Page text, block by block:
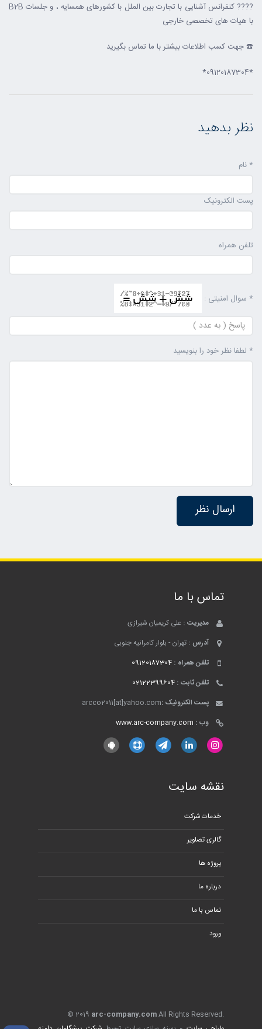
???? کنفرانس آشنایی با تجارت بین الملل با کشورهای همسایه ، و جلسات B2B
با هیات های تخصصی خارجی
☎️ جهت کسب اطلاعات بیشتر با ما تماس بگیرید
*09120187304*
نظر بدهید
* نام
پست الکترونیک
تلفن همراه
* سوال امنیتی :
* لطفا نظر خود را بنویسید
تماس با ما
مدیریت : علی کریمیان شیرازی
آدرس : تهران - بلوار کامرانیه جنوبی
تلفن همراه : 09120187304
تلفن ثابت : 02122399604
پست الکترونیک :arcco2011[at]yahoo.com
وب : www.arc-company.com
نقشه سایت
خدمات شرکت
گالری تصاویر
پروژه ها
درباره ما
تماس با ما
ورود
© 2019 arc-company.comAll Rights Reserved.